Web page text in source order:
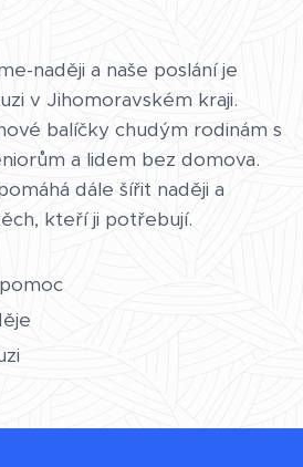
naději a naše poslání je
v Jihomoravském kraji.
balíčky chudým rodinám s
a lidem bez domova.
dále šířit naději a
kteří ji potřebují.